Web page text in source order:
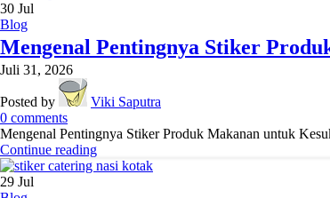
30 Jul
Blog
Mengenal Pentingnya Stiker
Juli 31, 2026
Posted by
Viki Saputra
0 comments
Mengenal Pentingnya Stiker Produk Makanan untuk
Continue reading
29 Jul